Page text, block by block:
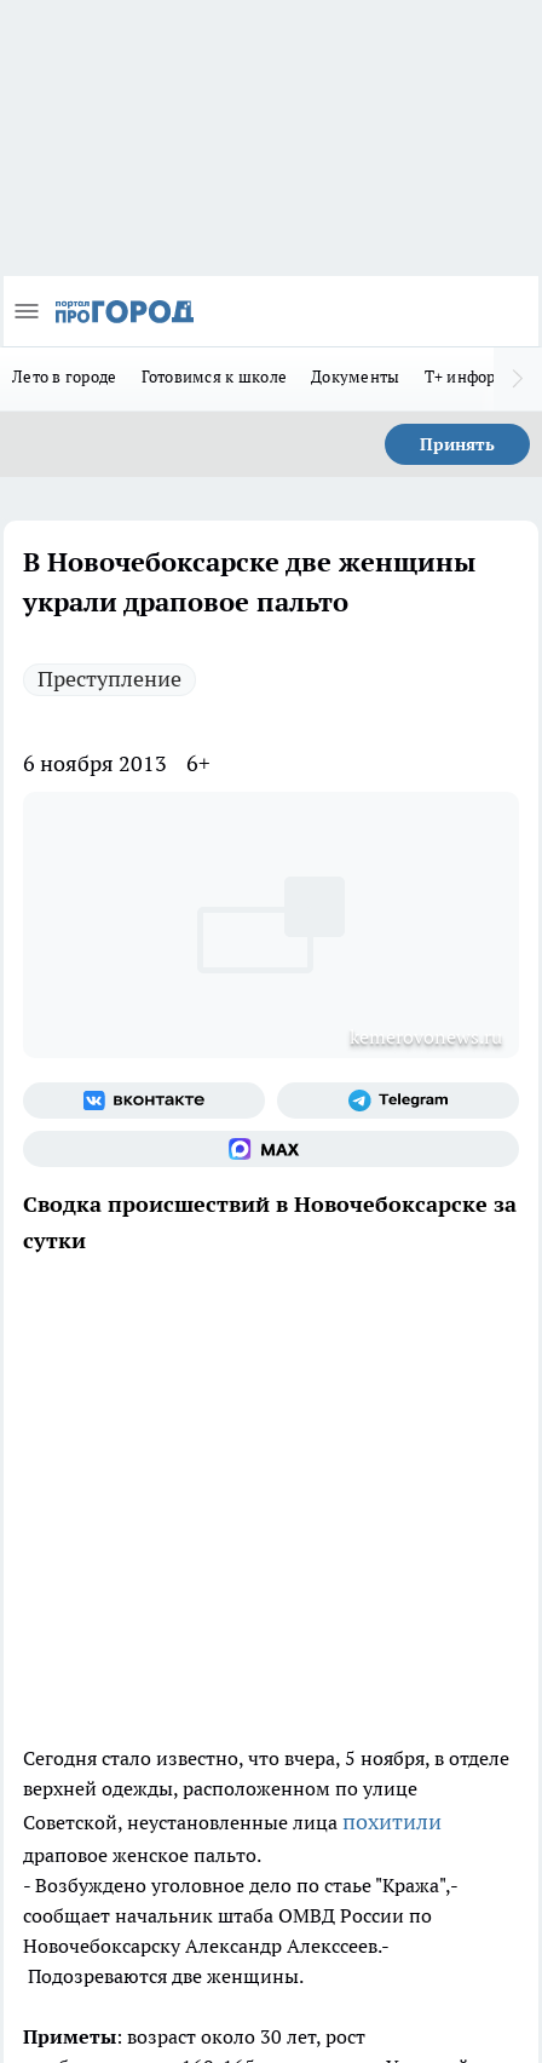
Лето в городе Готовимся к школе Документы Т+
Принять
В Новочебоксарске две женщины
украли драповое пальто
Преступление
6 ноября 2013 6+
kemerovonews.ru
Сводка происшествий в Новочебоксарске за
сутки
Сегодня стало известно, что вчера, 5 ноября, в отделе
верхней одежды, расположенном по улице
Советской, неустановленные лица похитили
драповое женское пальто.
- Возбуждено уголовное дело по стаье "Кража",-
сообщает начальник штаба ОМВД России по
Новочебоксарску Александр Алекссеев.-
Подозреваются две женщины.
Приметы: возраст около 30 лет, рост